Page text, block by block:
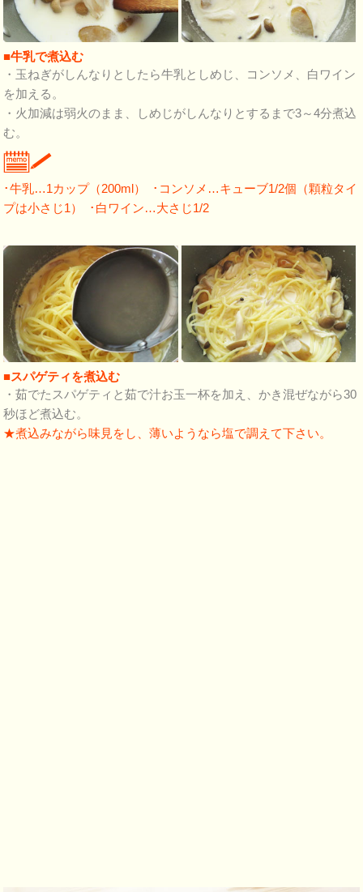
■牛乳で煮込む
・玉ねぎがしんなりとしたら牛乳としめじ、コンソメ、白ワイン
を加える。
・火加減は弱火のまま、しめじがしんなりとするまで3～4分煮込
む。
･牛乳…1カップ（200ml） ･コンソメ…キューブ1/2個（顆粒タイ
プは小さじ1） ･白ワイン…大さじ1/2
■スパゲティを煮込む
・茹でたスパゲティと茹で汁お玉一杯を加え、かき混ぜながら30
秒ほど煮込む。
★煮込みながら味見をし、薄いようなら塩で調えて下さい。